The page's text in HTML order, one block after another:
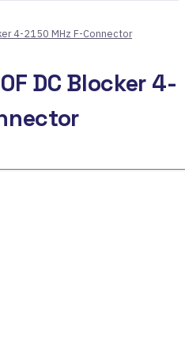
4-2150 MHz F-Connector
DC Blocker 4-